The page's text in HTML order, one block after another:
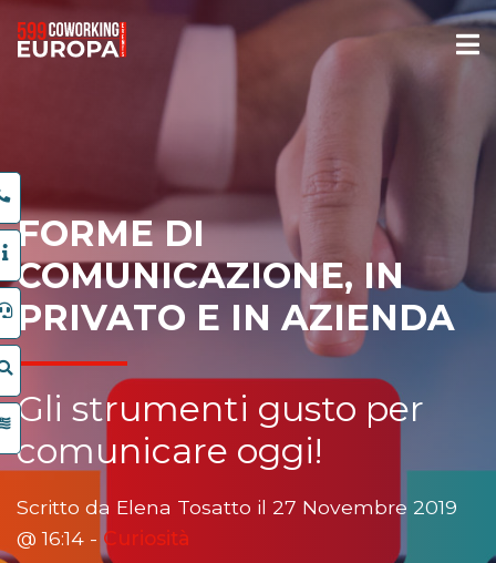
FORME DI
COMUNICAZIONE, IN
PRIVATO E IN AZIENDA
Gli strumenti gusto per
comunicare oggi!
Scritto da Elena Tosatto il 27 Novembre 2019
@ 16:14 - Curiosità